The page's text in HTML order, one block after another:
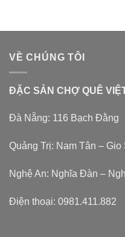
VỀ CHÚNG TÔI
ĐẶC SẢN CHỢ QUÊ
Đà Nẵng: 116 Bạch Đằng
Quảng Trị: Nam Tân –
Nghệ An: Nghĩa Đàn –
Điện thoại: 0981.411.882